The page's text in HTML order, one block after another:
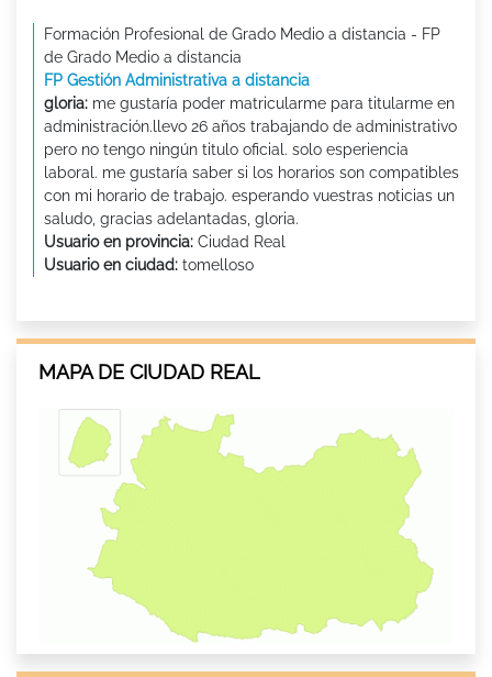
Formación Profesional de Grado Medio a distancia - FP
de Grado Medio a distancia
FP Gestión Administrativa a distancia
gloria: me gustaría poder matricularme para titularme en
administración.llevo 26 años trabajando de administrativo
pero no tengo ningún titulo oficial. solo esperiencia
laboral. me gustaría saber si los horarios son compatibles
con mi horario de trabajo. esperando vuestras noticias un
saludo, gracias adelantadas, gloria.
Usuario en provincia: Ciudad Real
Usuario en ciudad: tomelloso
MAPA DE CIUDAD REAL